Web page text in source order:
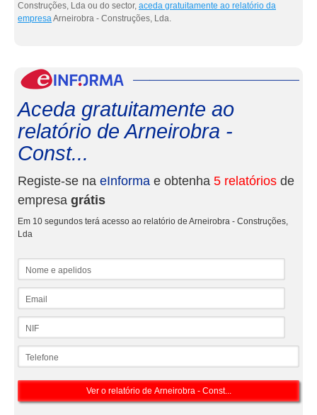
Construções, Lda ou do sector, aceda gratuitamente ao relatório da
empresaArneirobra - Construções, Lda.
Aceda gratuitamente ao
relatório de Arneirobra -
Const...
Registe-se na eInforma e obtenha 5 relatórios de
empresa grátis
Em 10 segundos terá acesso ao relatório de Arneirobra - Construções,
Lda